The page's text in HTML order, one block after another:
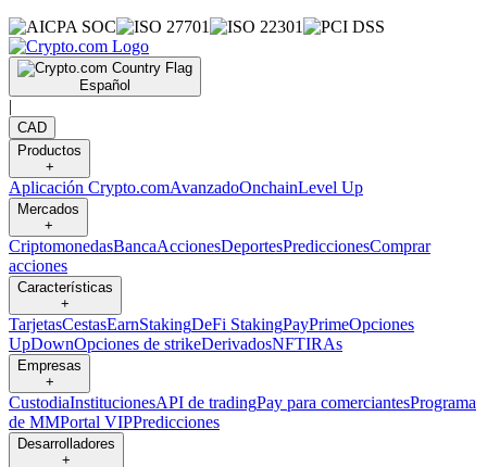
Español
|
CAD
Productos
+
Aplicación Crypto.comAvanzadoOnchainLevel Up
Mercados
+
CriptomonedasBancaAccionesDeportesPrediccionesComprar
acciones
Características
+
TarjetasCestasEarnStakingDeFi StakingPayPrimeOpciones
UpDownOpciones de strikeDerivadosNFTIRAs
Empresas
+
CustodiaInstitucionesAPI de tradingPay para comerciantesPrograma
de MMPortal VIPPredicciones
Desarrolladores
+